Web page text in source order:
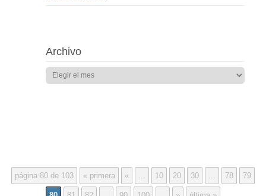
Archivo
página 80 de 103 « primera « ... 10 20 30 ... 78 79